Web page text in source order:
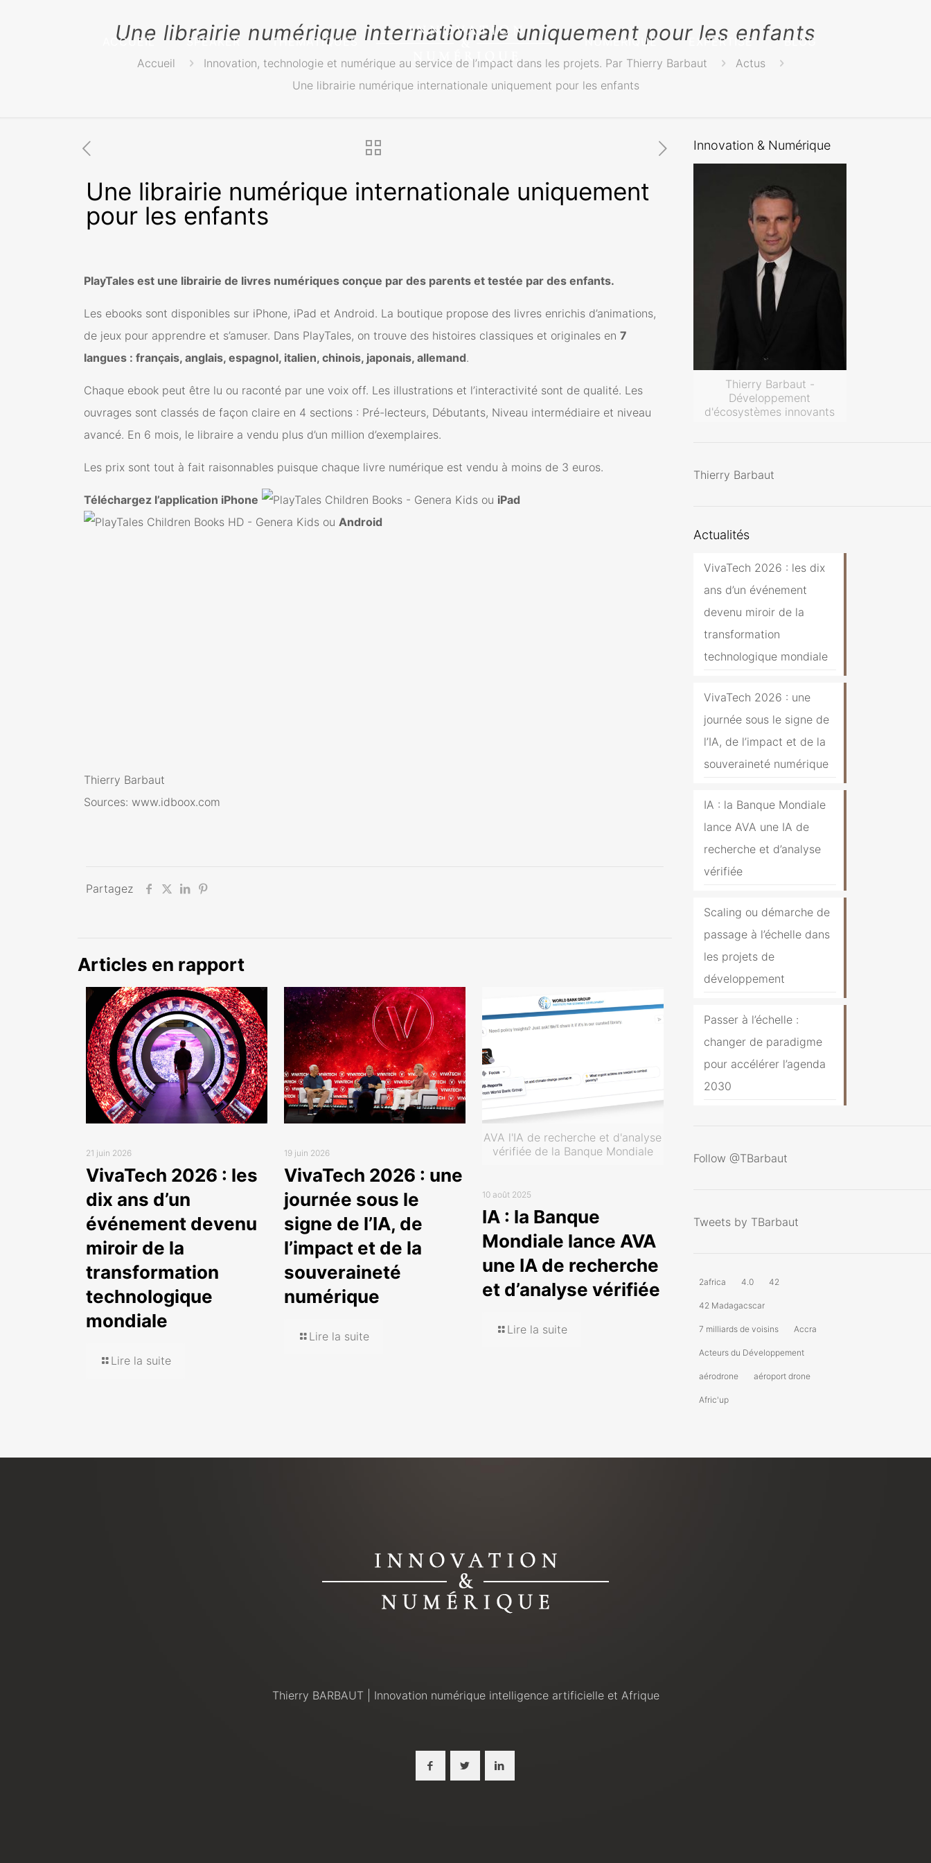
ACCUEIL SPEAKER THEMATIQUES NUMERIQUE EXPERTISE BLOG
Une librairie numérique internationale uniquement pour les enfants
Accueil Innovation, technologie et numérique au service de l’impact dans les projets. Par Thierry Barbaut
Actus
Une librairie numérique internationale uniquement pour les enfants
Une librairie numérique internationale uniquement
pour les enfants
PlayTales est une librairie de livres numériques conçue par des parents et testée par des enfants.
Les ebooks sont disponibles sur iPhone, iPad et Android. La boutique propose des livres enrichis d’animations,
de jeux pour apprendre et s’amuser. Dans PlayTales, on trouve des histoires classiques et originales en 7
langues : français, anglais, espagnol, italien, chinois, japonais, allemand.
Chaque ebook peut être lu ou raconté par une voix off. Les illustrations et l’interactivité sont de qualité. Les
ouvrages sont classés de façon claire en 4 sections : Pré-lecteurs, Débutants, Niveau intermédiaire et niveau
avancé. En 6 mois, le libraire a vendu plus d’un million d’exemplaires.
Les prix sont tout à fait raisonnables puisque chaque livre numérique est vendu à moins de 3 euros.
Téléchargez l’application iPhone ou iPad
ou Android
Thierry Barbaut
Sources: www.idboox.com
Partagez
Articles en rapport
21 juin 2026
VivaTech 2026 : les
dix ans d’un
événement devenu
miroir de la
transformation
technologique
mondiale
Lire la suite
19 juin 2026
VivaTech 2026 : une
journée sous le
signe de l’IA, de
l’impact et de la
souveraineté
numérique
Lire la suite
AVA l'IA de recherche et d'analyse
vérifiée de la Banque Mondiale
10 août 2025
IA : la Banque
Mondiale lance AVA
une IA de recherche
et d’analyse vérifiée
Lire la suite
Innovation & Numérique
Thierry Barbaut -
Développement
d'écosystèmes innovants
Thierry Barbaut
Actualités
VivaTech 2026 : les dix
ans d’un événement
devenu miroir de la
transformation
technologique mondiale
VivaTech 2026 : une
journée sous le signe de
l’IA, de l’impact et de la
souveraineté numérique
IA : la Banque Mondiale
lance AVA une IA de
recherche et d’analyse
vérifiée
Scaling ou démarche de
passage à l’échelle dans
les projets de
développement
Passer à l’échelle :
changer de paradigme
pour accélérer l’agenda
2030
Follow @TBarbaut
Tweets by TBarbaut
2africa 4.0 42
42 Madagacscar
7 milliards de voisins Accra
Acteurs du Développement
aérodrone aéroport drone
Afric'up
Thierry BARBAUT | Innovation numérique intelligence artificielle et Afrique